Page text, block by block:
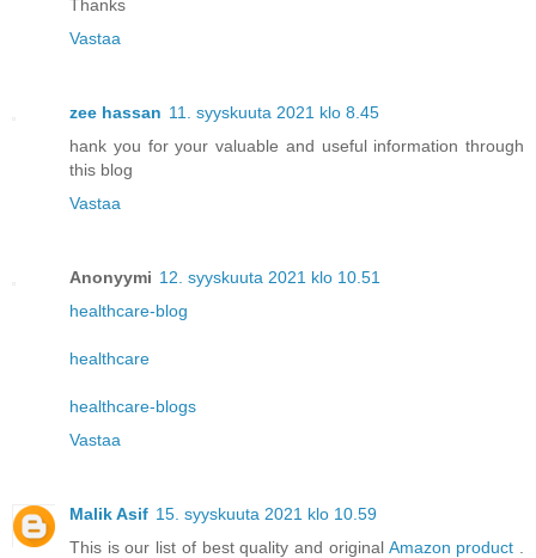
Thanks
Vastaa
zee hassan 11. syyskuuta 2021 klo 8.45
hank you for your valuable and useful information through
this blog
Vastaa
Anonyymi 12. syyskuuta 2021 klo 10.51
healthcare-blog
healthcare
healthcare-blogs
Vastaa
Malik Asif 15. syyskuuta 2021 klo 10.59
This is our list of best quality and original Amazon product